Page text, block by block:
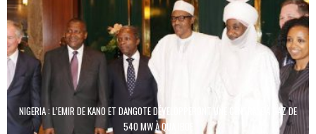
NIGERIA : L’EMIR DE KANO ET DANGOTE DÉVELOPPERONT UNE CENTRALE À GAZ DE
540 MW À QUA IBOE